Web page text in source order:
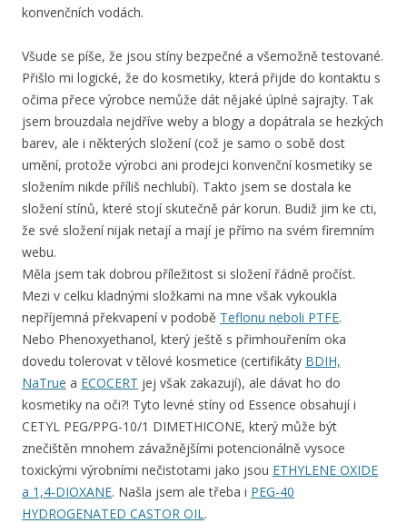
konvenčních vodách.
Všude se píše, že jsou stíny bezpečné a všemožně testované.
Přišlo mi logické, že do kosmetiky, která přijde do kontaktu s
očima přece výrobce nemůže dát nějaké úplné sajrajty. Tak
jsem brouzdala nejdříve weby a blogy a dopátrala se hezkých
barev, ale i některých složení (což je samo o sobě dost
umění, protože výrobci ani prodejci konvenční kosmetiky se
složením nikde příliš nechlubí). Takto jsem se dostala ke
složení stínů, které stojí skutečně pár korun. Budiž jim ke cti,
že své složení nijak netají a mají je přímo na svém firemním
webu.
Měla jsem tak dobrou příležitost si složení řádně pročíst.
Mezi v celku kladnými složkami na mne však vykoukla
nepříjemná překvapení v podobě Teflonu neboli PTFE.
Nebo Phenoxyethanol, který ještě s přimhouřením oka
dovedu tolerovat v tělové kosmetice (certifikáty BDIH,
NaTrue a ECOCERT jej však zakazují), ale dávat ho do
kosmetiky na oči?! Tyto levné stíny od Essence obsahují i
CETYL PEG/PPG-10/1 DIMETHICONE, který může být
znečištěn mnohem závažnějšími potencionálně vysoce
toxickými výrobními nečistotami jako jsou ETHYLENE OXIDE
a 1,4-DIOXANE. Našla jsem ale třeba i PEG-40
HYDROGENATED CASTOR OIL.